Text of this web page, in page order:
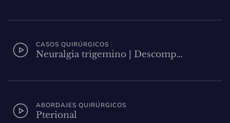
CASOS QUIRÚRGICOS
Neuralgia trigemino | Descomp…
ABORDAJES QUIRÚRGICOS
Pterional